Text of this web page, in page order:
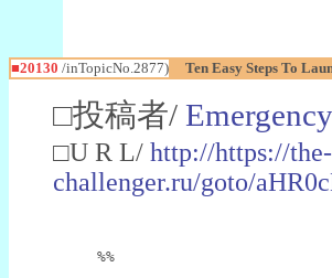
■20130 /inTopicNo.2877) Ten Easy Steps To
□投稿者/
□U R L/ http://https://the-
challenger.ru/goto/
%%